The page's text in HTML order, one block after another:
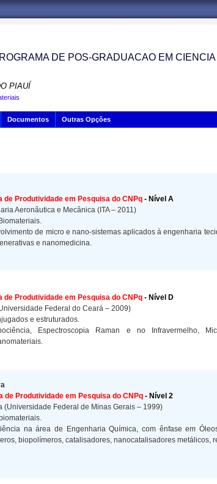
DE POS-GRADUACAO EM
PIAUÍ
Documentos Outras Opções
de Produtividade em Pesquisa do CNPq - Nível A
Aeronâutica e Mecânica (ITA – 2011)
de micro e nano-sistemas aplicados à engenharia
e nanomedicina.
de Produtividade em Pesquisa do CNPq - Nível D
Federal do Ceará – 2009)
e estruturados.
Espectroscopia Raman e no Infravermelho,
de Produtividade em Pesquisa do CNPq - Nível 2
(Universidade Federal de Minas Gerais – 1999)
.
na área de Engenharia Química, com ênfase em
biopolímeros, catalisadores, nanocatalisadores metálicos,